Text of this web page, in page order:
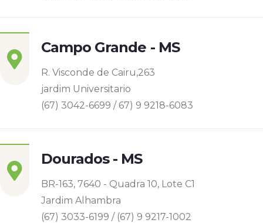
Campo Grande - MS
R. Visconde de Cairu,263
jardim Universitario
(67) 3042-6699 / 67) 9 9218-6083
Dourados - MS
BR-163, 7640 - Quadra 10, Lote C1
Jardim Alhambra
(67) 3033-6199 / (67) 9 9217-1002